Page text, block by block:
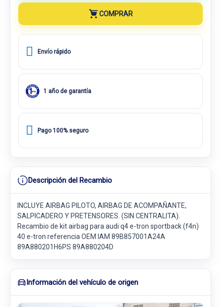
COMPRAR
Envío rápido
1 año de garantía
Pago 100% seguro
Descripción del Recambio
INCLUYE AIRBAG PILOTO, AIRBAG DE ACOMPAÑANTE,
SALPICADERO Y PRETENSORES. (SIN CENTRALITA).
Recambio de kit airbag para audi q4 e-tron sportback (f4n)
40 e-tron referencia OEM IAM 89B857001A24A
89A880201H6PS 89A880204D
Información del vehículo de origen